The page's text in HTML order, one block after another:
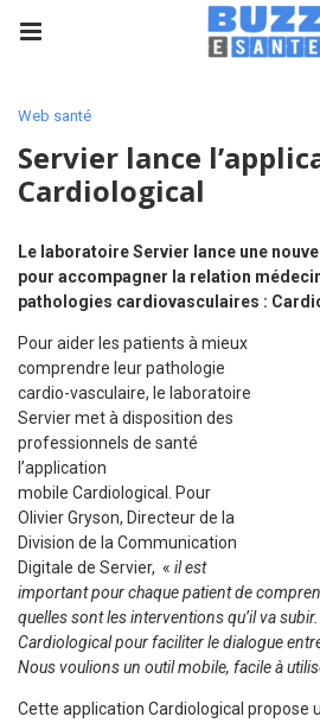
Web santé
Servier lance
Cardiological
Le laboratoire Servier lance une
pour accompagner la relation
pathologies cardiovasculaires :
Pour aider les patients à mieux
comprendre leur pathologie
cardio-vasculaire, le laboratoire
Servier met à disposition des
professionnels de santé
l’application
mobile Cardiological. Pour
Olivier Gryson, Directeur de la
Division de la Communication
Digitale de Servier, « il est
important pour chaque patient de
quelles sont les interventions qu’il va
Cardiological pour faciliter le dialogue
Nous voulions un outil mobile, facile à
Cette application Cardiological propose